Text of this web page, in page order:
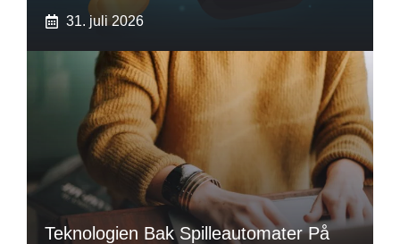
31. juli 2026
Teknologien Bak Spilleautomater På